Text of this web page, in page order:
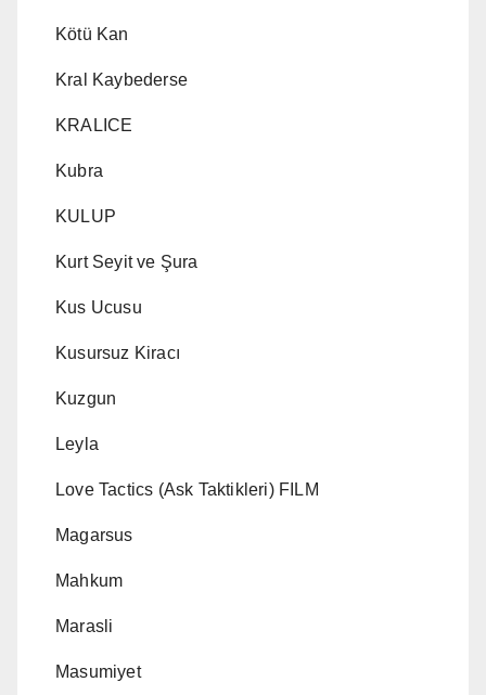
Kötü Kan
Kral Kaybederse
KRALICE
Kubra
KULUP
Kurt Seyit ve Şura
Kus Ucusu
Kusursuz Kiracı
Kuzgun
Leyla
Love Tactics (Ask Taktikleri) FILM
Magarsus
Mahkum
Marasli
Masumiyet